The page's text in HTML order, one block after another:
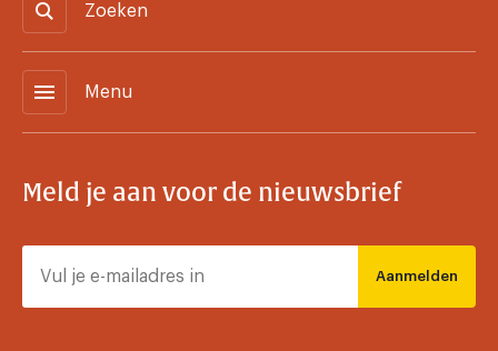
Zoeken
menu Menu
Meld je aan voor de nieuwsbrief
Aanmelden